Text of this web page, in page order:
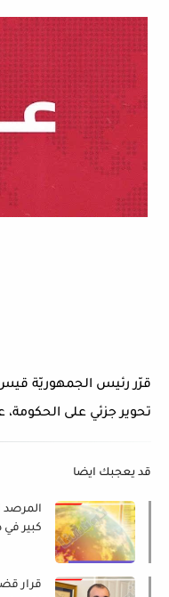
تحوير جزئي على
قد يعجبك ايضا
المرصد
كبير في
قرار